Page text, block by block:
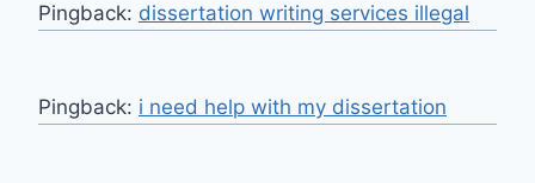
Pingback: dissertation writing services illegal
Pingback: i need help with my dissertation